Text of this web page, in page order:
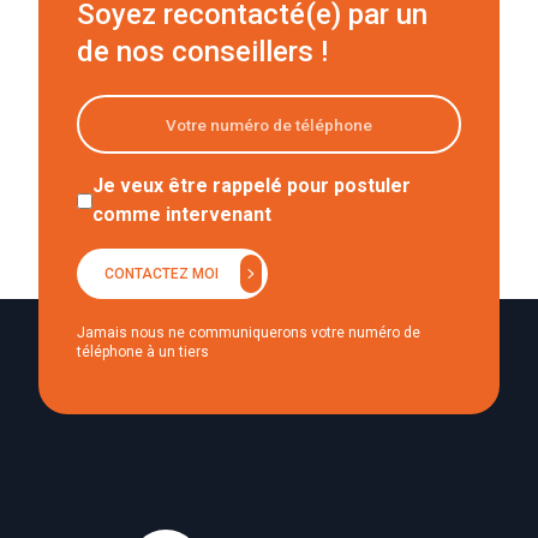
Soyez recontacté(e) par un
de nos conseillers !
Je veux être rappelé pour postuler
comme intervenant
CONTACTEZ MOI chevron_right
Jamais nous ne communiquerons votre numéro de
téléphone à un tiers